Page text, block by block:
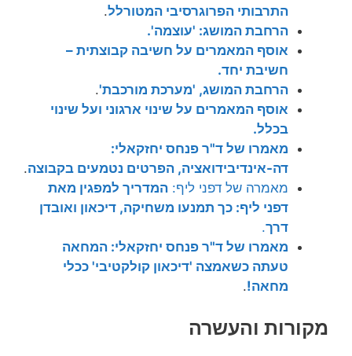
התרבותי הפרוגרסיבי המטורלל.
הרחבת המושג: 'עוצמה'.
אוסף המאמרים על חשיבה קבוצתית –
חשיבת יחד.
הרחבת המושג, 'מערכת מורכבת'.
אוסף המאמרים על שינוי ארגוני ועל שינוי
בכלל.
מאמרו של ד"ר פנחס יחזקאלי:
דה-אינדיבידואציה, הפרטים נטמעים בקבוצה.
מאמרה של דפני ליף: המדריך למפגין מאת
דפני ליף: כך תמנעו משחיקה, דיכאון ואובדן
דרך.
מאמרו של ד"ר פנחס יחזקאלי: המחאה
טעתה כשאמצה 'דיכאון קולקטיבי' ככלי
מחאה!.
מקורות והעשרה